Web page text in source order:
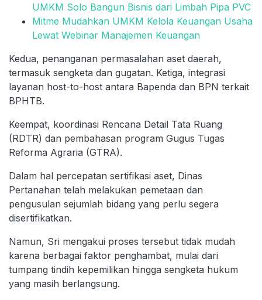
UMKM Solo Bangun Bisnis dari Limbah Pipa PVC
Mitme Mudahkan UMKM Kelola Keuangan Usaha
Lewat Webinar Manajemen Keuangan
Kedua, penanganan permasalahan aset daerah,
termasuk sengketa dan gugatan. Ketiga, integrasi
layanan host-to-host antara Bapenda dan BPN terkait
BPHTB.
Keempat, koordinasi Rencana Detail Tata Ruang
(RDTR) dan pembahasan program Gugus Tugas
Reforma Agraria (GTRA).
Dalam hal percepatan sertifikasi aset, Dinas
Pertanahan telah melakukan pemetaan dan
pengusulan sejumlah bidang yang perlu segera
disertifikatkan.
Namun, Sri mengakui proses tersebut tidak mudah
karena berbagai faktor penghambat, mulai dari
tumpang tindih kepemilikan hingga sengketa hukum
yang masih berlangsung.